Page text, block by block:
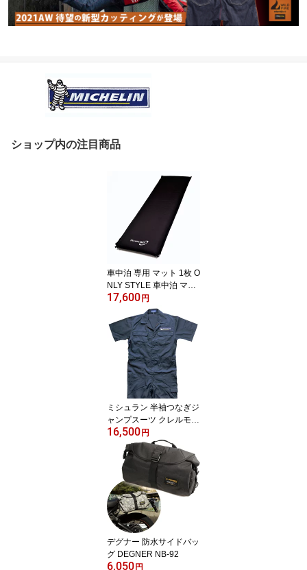
ショップ内の注目商品
車中泊 専用 マット 1枚 O
NLY STYLE 車中泊 マッ
ト 車中泊ベッド トラッ
ク寝具 トラック マット
厚み 10センチ 防災 グッ
ズ アウトドア キャンプ
用品 車中泊グッズ 車中
泊 車泊 車内泊 カー用品
17,600 円
ミシュラン 半袖つなぎジ
ャンプスーツ クレルモン
3 MICHELIN SS Boiler-s
uitsClermont3
16,500 円
デグナー 防水サイドバッ
グ DEGNER NB-92
6,050 円